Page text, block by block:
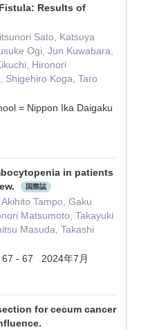
Results of
Sato, Katsuya
Ogi, Jun Kuwabara,
Hironori
Shigehiro Koga, Taro
= Nippon Ika Daigaku
in patients
国際誌
Tampo, Gaku
Matsumoto, Takayuki
Masuda, Takashi
- 67 2024年7月
for cecum cancer